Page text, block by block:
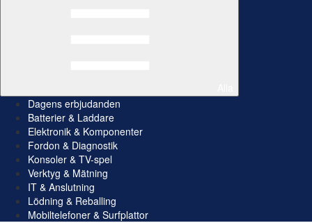
Dagens erbjudanden
Batterier & Laddare
Elektronik & Komponenter
Fordon & Diagnostik
Konsoler & TV-spel
Verktyg & Mätning
IT & Anslutning
Lödning & Reballing
Mobiltelefoner & Surfplattor